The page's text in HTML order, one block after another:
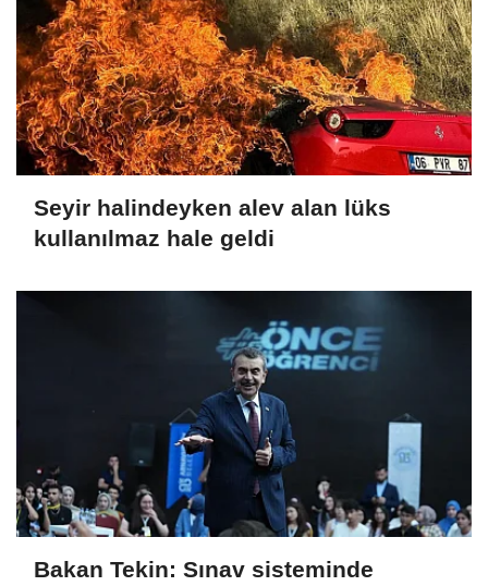
Seyir halindeyken alev alan lüks
kullanılmaz hale geldi
Bakan Tekin: Sınav sisteminde